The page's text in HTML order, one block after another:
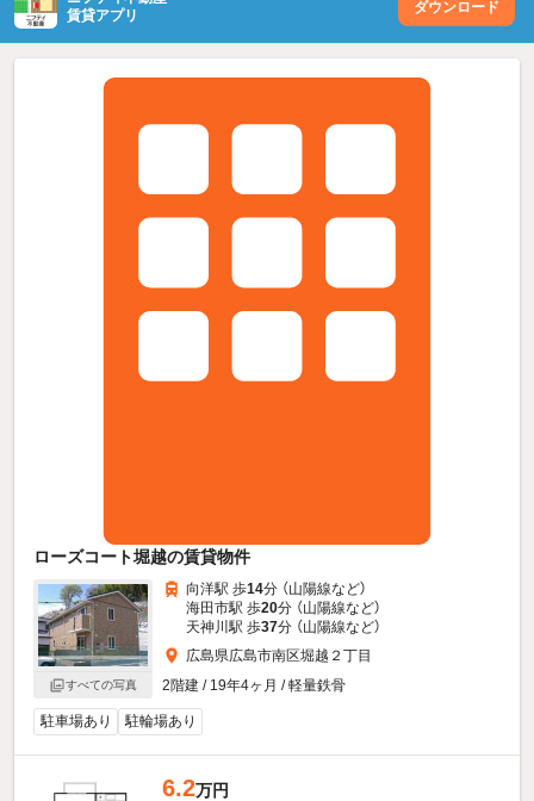
賃貸アプリ
ダウンロード
ローズコート堀越の賃貸物件
すべての写真
向洋駅 歩14分 （山陽線など）
海田市駅 歩20分 （山陽線など）
天神川駅 歩37分 （山陽線など）
広島県広島市南区堀越２丁目
2階建 / 19年4ヶ月 / 軽量鉄骨
駐車場あり 駐輪場あり
6.2万円